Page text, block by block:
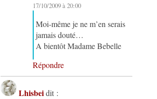
17/10/2009 à 20:00
Moi-même je ne m’en serais
jamais douté…
A bientôt Madame Bebelle
Répondre
Lhisbei dit :